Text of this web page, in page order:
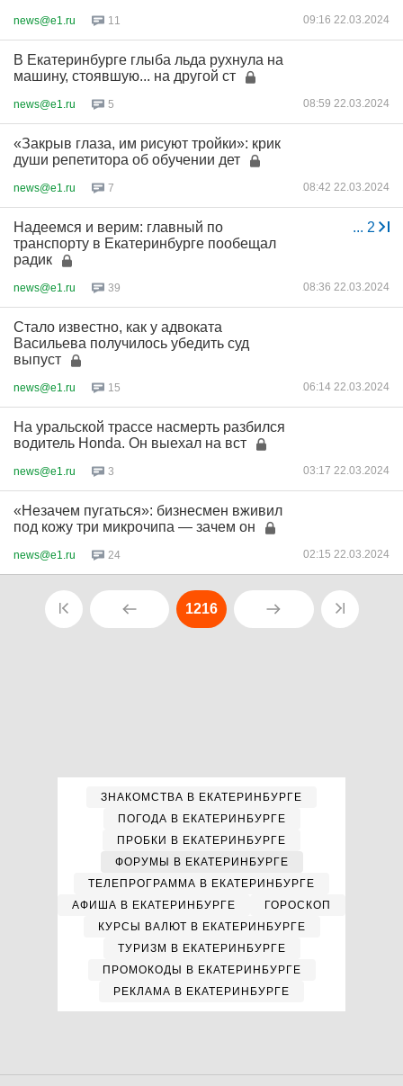
news@e1.ru 11 09:16 22.03.2024
В Екатеринбурге глыба льда рухнула на
машину, стоявшую... на другой ст
news@e1.ru 5 08:59 22.03.2024
«Закрыв глаза, им рисуют тройки»: крик
души репетитора об обучении дет
news@e1.ru 7 08:42 22.03.2024
... 2
Надеемся и верим: главный по
транспорту в Екатеринбурге пообещал
радик
news@e1.ru 39 08:36 22.03.2024
Стало известно, как у адвоката
Васильева получилось убедить суд
выпуст
news@e1.ru 15 06:14 22.03.2024
На уральской трассе насмерть разбился
водитель Honda. Он выехал на вст
news@e1.ru 3 03:17 22.03.2024
«Незачем пугаться»: бизнесмен вживил
под кожу три микрочипа — зачем он
news@e1.ru 24 02:15 22.03.2024
1216
ЗНАКОМСТВА В ЕКАТЕРИНБУРГЕ
ПОГОДА В ЕКАТЕРИНБУРГЕ
ПРОБКИ В ЕКАТЕРИНБУРГЕ
ФОРУМЫ В ЕКАТЕРИНБУРГЕ
ТЕЛЕПРОГРАММА В ЕКАТЕРИНБУРГЕ
АФИША В ЕКАТЕРИНБУРГЕ
ГОРОСКОП
КУРСЫ ВАЛЮТ В ЕКАТЕРИНБУРГЕ
ТУРИЗМ В ЕКАТЕРИНБУРГЕ
ПРОМОКОДЫ В ЕКАТЕРИНБУРГЕ
РЕКЛАМА В ЕКАТЕРИНБУРГЕ